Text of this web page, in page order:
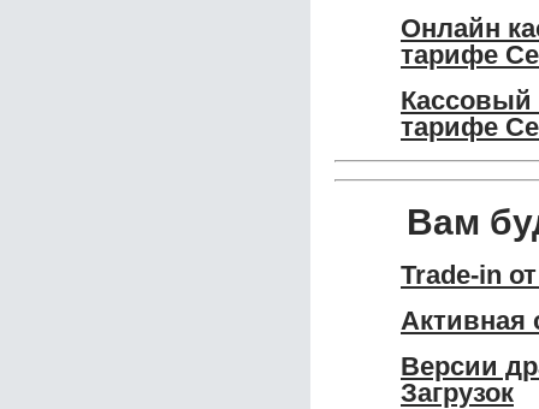
Онлайн
тарифе
Кассовый
тарифе
Вам
Trade-in
Активная
Версии
Загрузок